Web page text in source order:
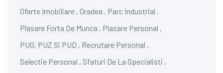
Oferte Imobiliare , Oradea , Parc Industrial ,
Plasare Forta De Munca , Plasare Personal ,
PUG, PUZ Si PUD , Recrutare Personal ,
Selectie Personal , Sfaturi De La Specialisti ,